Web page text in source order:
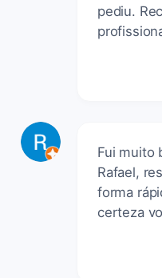
pediu.
Fui muito
Rafael,
forma
certeza